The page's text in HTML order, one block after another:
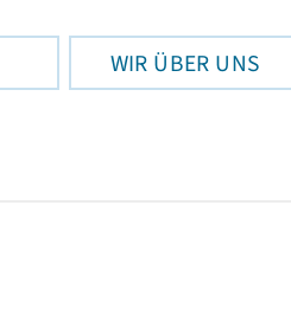
WIR ÜBER UNS